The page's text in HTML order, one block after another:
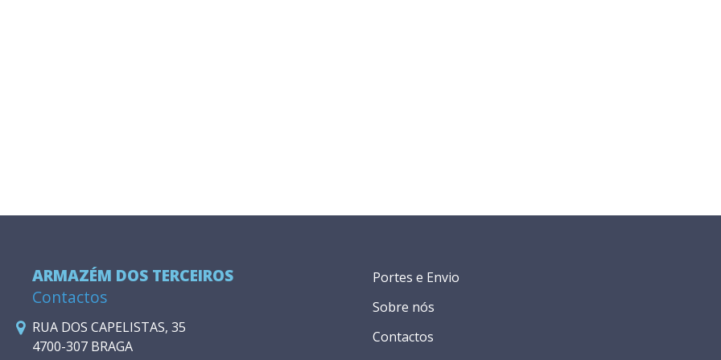
ARMAZÉM DOS TERCEIROS
Contactos
RUA DOS CAPELISTAS, 35
4700-307 BRAGA
Portes e Envio
Sobre nós
Contactos